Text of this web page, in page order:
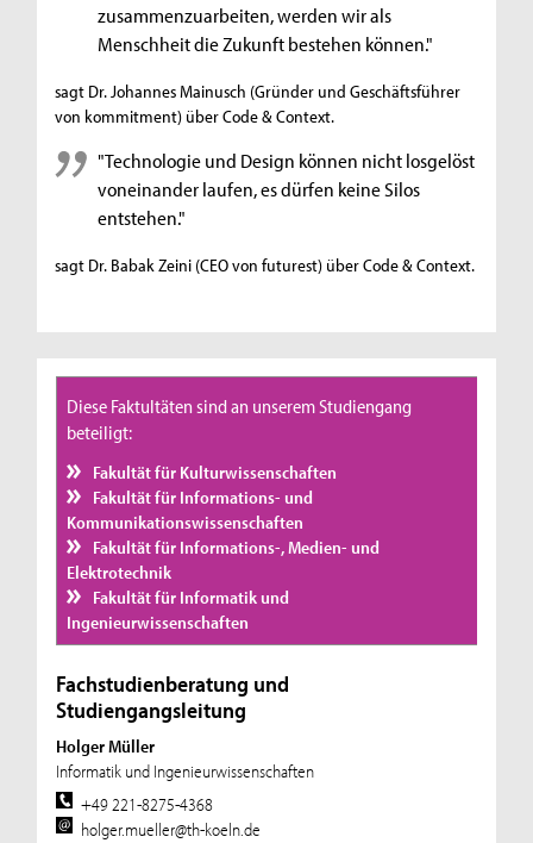
zusammenzuarbeiten, werden wir als
Menschheit die Zukunft bestehen können."
sagt Dr. Johannes Mainusch (Gründer und Geschäftsführer
von kommitment) über Code & Context.
"Technologie und Design können nicht losgelöst
voneinander laufen, es dürfen keine Silos
entstehen."
sagt Dr. Babak Zeini (CEO von futurest) über Code & Context.
Diese Faktultäten sind an unserem Studiengang
beteiligt:
Fakultät für Kulturwissenschaften
Fakultät für Informations- und
Kommunikationswissenschaften
Fakultät für Informations-, Medien- und
Elektrotechnik
Fakultät für Informatik und
Ingenieurwissenschaften
Fachstudienberatung und
Studiengangsleitung
Holger Müller
Informatik und Ingenieurwissenschaften
+49 221-8275-4368
holger.mueller@th-koeln.de